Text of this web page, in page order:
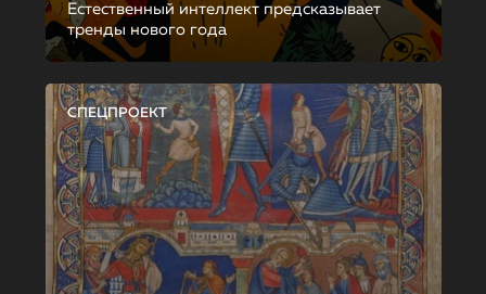
Естественный интеллект предсказывает
тренды нового года
СПЕЦПРОЕКТ